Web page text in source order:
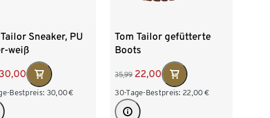
Sneaker, PU
weiß
Bestpreis: 30,00€
Tom Tailor gefütterte
Boots
35,99 22,00
30-Tage-Bestpreis: 22,00 €